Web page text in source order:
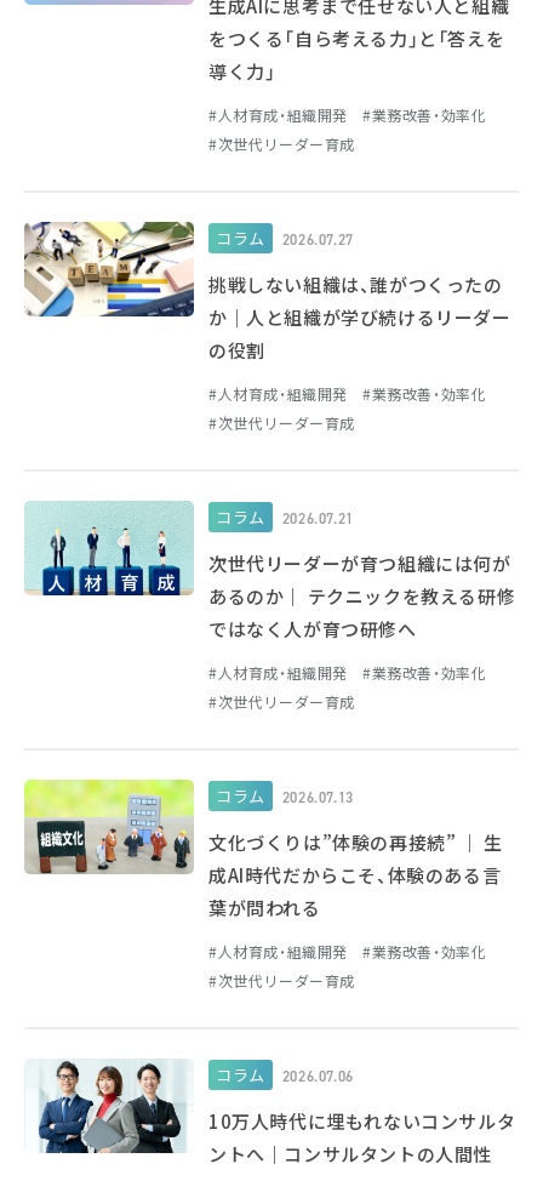
生成AIに思考まで任せない人と組織
をつくる「自ら考える力」と「答えを
導く力」
人材育成・組織開発
業務改善・効率化
次世代リーダー育成
コラム 2026.07.27
挑戦しない組織は、誰がつくったの
か｜人と組織が学び続けるリーダー
の役割
人材育成・組織開発
業務改善・効率化
次世代リーダー育成
コラム 2026.07.21
次世代リーダーが育つ組織には何が
あるのか｜ テクニックを教える研修
ではなく人が育つ研修へ
人材育成・組織開発
業務改善・効率化
次世代リーダー育成
コラム 2026.07.13
文化づくりは”体験の再接続” ｜ 生
成AI時代だからこそ、体験のある言
葉が問われる
人材育成・組織開発
業務改善・効率化
次世代リーダー育成
コラム 2026.07.06
10万人時代に埋もれないコンサルタ
ントへ｜コンサルタントの人間性